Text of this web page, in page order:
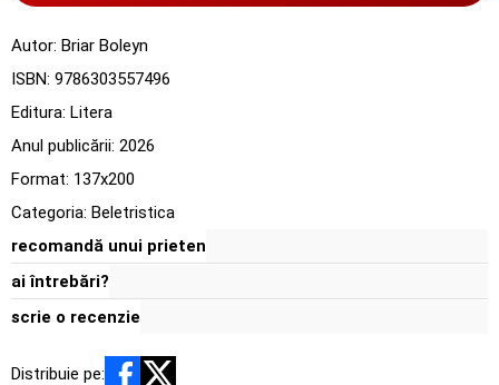
Autor: Briar Boleyn
ISBN: 9786303557496
Editura: Litera
Anul publicării: 2026
Format: 137x200
Categoria: Beletristica
recomandă unui prieten
ai întrebări?
scrie o recenzie
Distribuie pe: